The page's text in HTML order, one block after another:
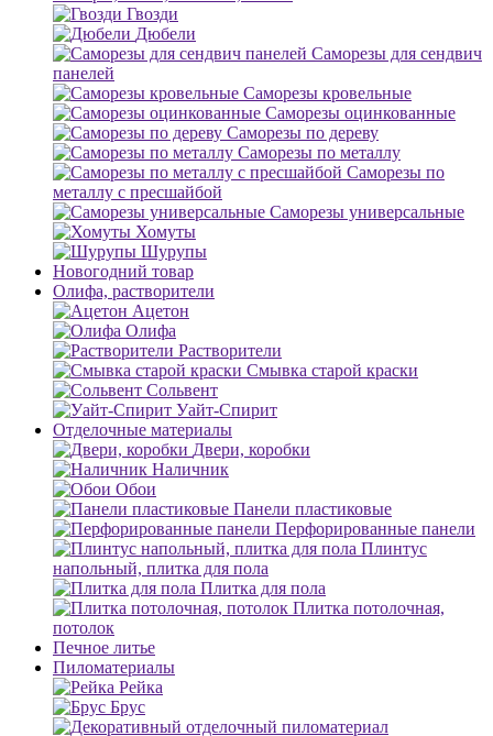
Гвозди
Дюбели
Саморезы для сендвич
панелей
Саморезы кровельные
Саморезы оцинкованные
Саморезы по дереву
Саморезы по металлу
Саморезы по
металлу с пресшайбой
Саморезы универсальные
Хомуты
Шурупы
Новогодний товар
Олифа, растворители
Ацетон
Олифа
Растворители
Смывка старой краски
Сольвент
Уайт-Спирит
Отделочные материалы
Двери, коробки
Наличник
Обои
Панели пластиковые
Перфорированные панели
Плинтус
напольный, плитка для пола
Плитка для пола
Плитка потолочная,
потолок
Печное литье
Пиломатериалы
Рейка
Брус